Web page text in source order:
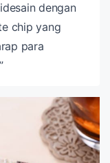
dengan
chip yang
para